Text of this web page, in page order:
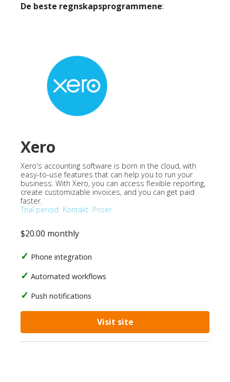
De beste regnskapsprogrammene:
Xero
Xero's accounting software is born in the cloud, with
easy-to-use features that can help you to run your
business. With Xero, you can access flexible reporting,
create customizable invoices, and you can get paid
faster.
Trial period Kontakt Priser
$20.00 monthly
Phone integration
Automated workflows
Push notifications
Visit site